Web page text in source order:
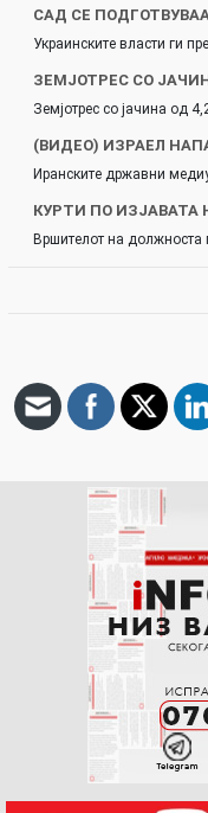
САД СЕ
Украинските власти ги
ЗЕМЈОТРЕС СО
Земјотрес со јачина од
(ВИДЕО) ИЗРАЕЛ
Иранските државни
КУРТИ ПО ИЗЈАВАТА
Вршителот на должноста